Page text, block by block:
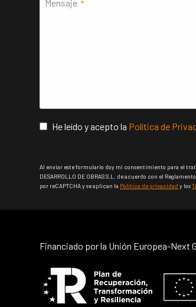
Mensaje *
He leído y acepto la Política de
Al enviar este formulario doy mi consentimiento para el
DESARROLLO DE OBRAS S.L. de acuerdo con el
por reCAPTCHA y se aplican la Política de privacidad y los
be
left
blank
Financiado por la Unión Europea-Next